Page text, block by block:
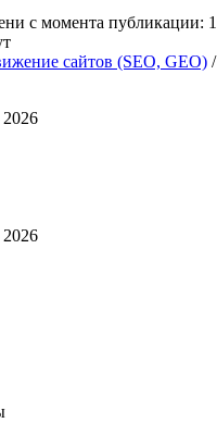
с момента публикации:
сайтов (SEO, GEO) /